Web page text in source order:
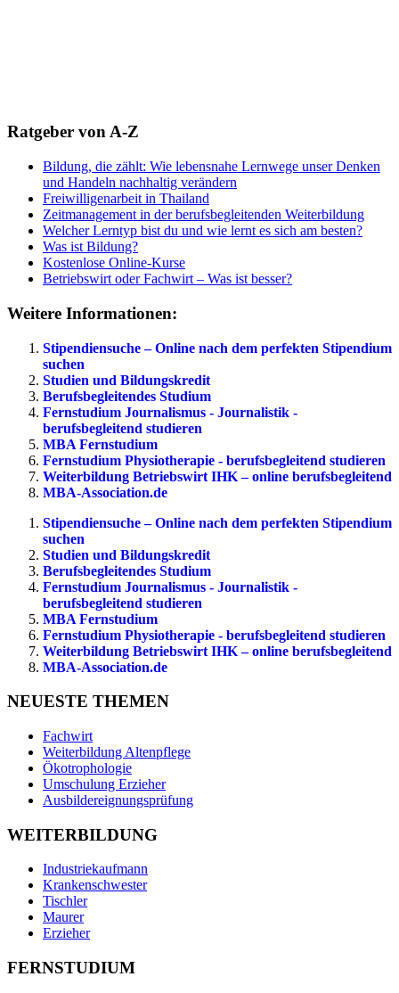
Ratgeber von A-Z
Bildung, die zählt: Wie lebensnahe Lernwege unser Denken
und Handeln nachhaltig verändern
Freiwilligenarbeit in Thailand
Zeitmanagement in der berufsbegleitenden Weiterbildung
Welcher Lerntyp bist du und wie lernt es sich am besten?
Was ist Bildung?
Kostenlose Online-Kurse
Betriebswirt oder Fachwirt – Was ist besser?
Weitere Informationen:
Stipendiensuche – Online nach dem perfekten Stipendium
suchen
Studien und Bildungskredit
Berufsbegleitendes Studium
Fernstudium Journalismus - Journalistik -
berufsbegleitend studieren
MBA Fernstudium
Fernstudium Physiotherapie - berufsbegleitend studieren
Weiterbildung Betriebswirt IHK – online berufsbegleitend
MBA-Association.de
Stipendiensuche – Online nach dem perfekten Stipendium
suchen
Studien und Bildungskredit
Berufsbegleitendes Studium
Fernstudium Journalismus - Journalistik -
berufsbegleitend studieren
MBA Fernstudium
Fernstudium Physiotherapie - berufsbegleitend studieren
Weiterbildung Betriebswirt IHK – online berufsbegleitend
MBA-Association.de
NEUESTE THEMEN
Fachwirt
Weiterbildung Altenpflege
Ökotrophologie
Umschulung Erzieher
Ausbildereignungsprüfung
WEITERBILDUNG
Industriekaufmann
Krankenschwester
Tischler
Maurer
Erzieher
FERNSTUDIUM